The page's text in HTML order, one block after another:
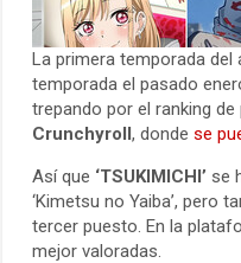
La primera temporada del
temporada el pasado
trepando por el ranking
Crunchyroll, dondese
Así que ‘TSUKIMICHI’ se
‘Kimetsu no Yaiba’, pero
tercer puesto. En la
mejor valoradas.